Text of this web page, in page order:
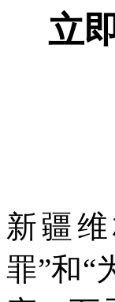
立
新疆
罪”和“